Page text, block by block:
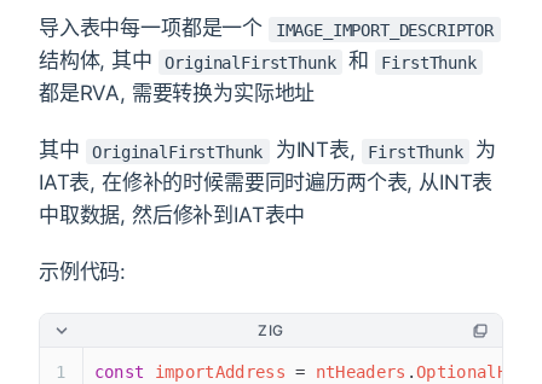
导入表中每一项都是一个 IMAGE_IMPORT_DESCRIPTOR
结构体, 其中 OriginalFirstThunk 和 FirstThunk
都是RVA, 需要转换为实际地址
其中 OriginalFirstThunk 为INT表, FirstThunk
为
IAT表, 在修补的时候需要同时遍历两个表, 从INT表
中取数据, 然后修补到IAT表中
示例代码:
ZIG
const importAddress = ntHeaders .